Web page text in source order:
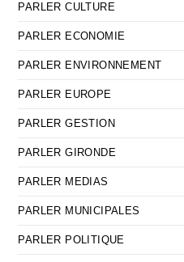
PARLER CULTURE
PARLER ECONOMIE
PARLER ENVIRONNEMENT
PARLER EUROPE
PARLER GESTION
PARLER GIRONDE
PARLER MEDIAS
PARLER MUNICIPALES
PARLER POLITIQUE